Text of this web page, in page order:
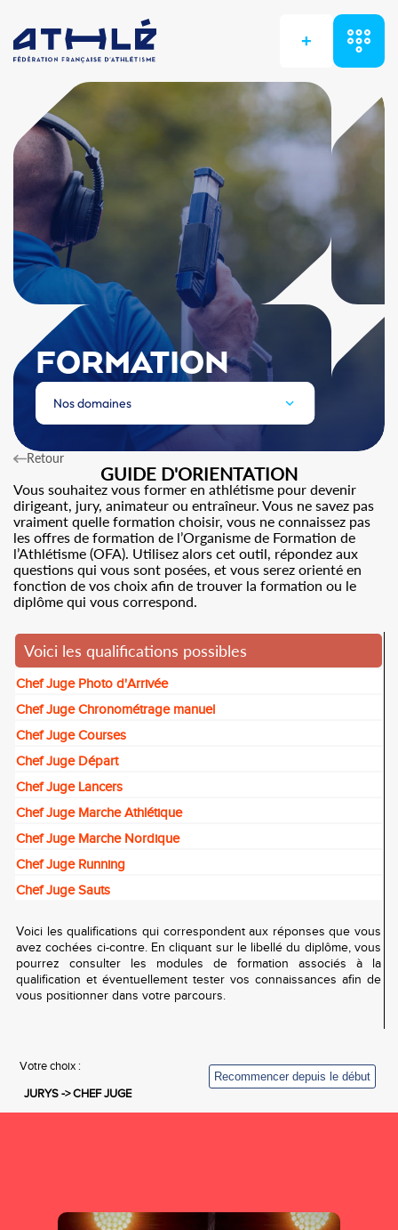
+
FORMATION
Nos domaines
Retour
GUIDE D'ORIENTATION
Vous souhaitez vous former en athlétisme pour devenir
dirigeant, jury, animateur ou entraîneur. Vous ne savez pas
vraiment quelle formation choisir, vous ne connaissez pas
les offres de formation de l’Organisme de Formation de
l’Athlétisme (OFA). Utilisez alors cet outil, répondez aux
questions qui vous sont posées, et vous serez orienté en
fonction de vos choix afin de trouver la formation ou le
diplôme qui vous correspond.
Voici les qualifications possibles
Chef Juge Photo d'Arrivée
Chef Juge Chronométrage manuel
Chef Juge Courses
Chef Juge Départ
Chef Juge Lancers
Chef Juge Marche Athlétique
Chef Juge Marche Nordique
Chef Juge Running
Chef Juge Sauts
Voici les qualifications qui correspondent aux réponses que vous
avez cochées ci-contre. En cliquant sur le libellé du diplôme, vous
pourrez consulter les modules de formation associés à la
qualification et éventuellement tester vos connaissances afin de
vous positionner dans votre parcours.
Votre choix :
JURYS -> CHEF JUGE